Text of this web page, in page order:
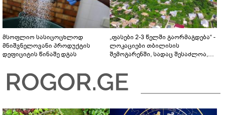
მსოფლიო სასიცოცხლოდ
მნიშვნელოვანი პროდუქტის
დეფიციტის წინაშე დგას
„ფასები 2-3 წელში გაორმაგდება“ -
ლოკაციები თბილისის
შემოგარენში, სადაც შესაძლოა,